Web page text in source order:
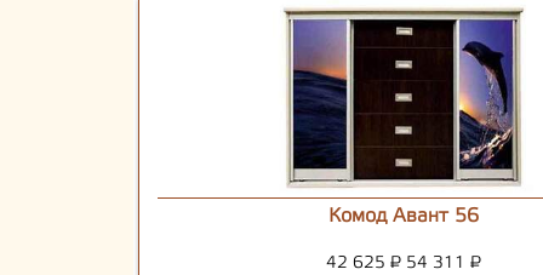
Комод Авант 56
42 625 ₽ 54 311 ₽